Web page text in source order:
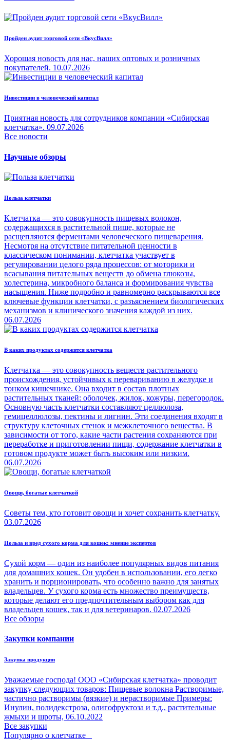
Пройден аудит торговой сети «ВкусВилл»
Хорошая новость для нас, наших оптовых и розничных
покупателей. 10.07.2026
Инвестиции в человеческий капитал
Приятная новость для сотрудников компании «Сибирская
клетчатка». 09.07.2026
Все новости
Научные обзоры
Польза клетчатки
Клетчатка — это совокупность пищевых волокон,
содержащихся в растительной пище, которые не
расщепляются ферментами человеческого пищеварения.
Несмотря на отсутствие питательной ценности в
классическом понимании, клетчатка участвует в
регулировании целого ряда процессов: от моторики и
всасывания питательных веществ до обмена глюкозы,
холестерина, микробного баланса и формирования чувства
насыщения. Ниже подробно и равномерно раскрываются все
ключевые функции клетчатки, с разъяснением биологических
механизмов и клинического значения каждой из них.
06.07.2026
В каких продуктах содержится клетчатка
Клетчатка — это совокупность веществ растительного
происхождения, устойчивых к перевариванию в желудке и
тонком кишечнике. Она входит в состав плотных
растительных тканей: оболочек, жилок, кожуры, перегородок.
Основную часть клетчатки составляют целлюлоза,
гемицеллюлозы, пектины и лигнин. Эти соединения входят в
структуру клеточных стенок и межклеточного вещества. В
зависимости от того, какие части растения сохраняются при
переработке и приготовлении пищи, содержание клетчатки в
готовом продукте может быть высоким или низким.
06.07.2026
Овощи, богатые клетчаткой
Советы тем, кто готовит овощи и хочет сохранить клетчатку.
03.07.2026
Польза и вред сухого корма для кошек: мнение экспертов
Сухой корм — один из наиболее популярных видов питания
для домашних кошек. Он удобен в использовании, его легко
хранить и порционировать, что особенно важно для занятых
владельцев. У сухого корма есть множество преимуществ,
которые делают его предпочтительным выбором как для
владельцев кошек, так и для ветеринаров. 02.07.2026
Все обзоры
Закупки компании
Закупка продукции
Уважаемые господа! ООО «Сибирская клетчатка» проводит
закупку следующих товаров: Пищевые волокна Растворимые,
частично растворимы (вязкие) и нерастворимые Примеры:
Инулин, полидекстроза, олигофруктоза и т.д., растительные
жмыхи и шроты, 06.10.2022
Все закупки
Популярно о клетчатке